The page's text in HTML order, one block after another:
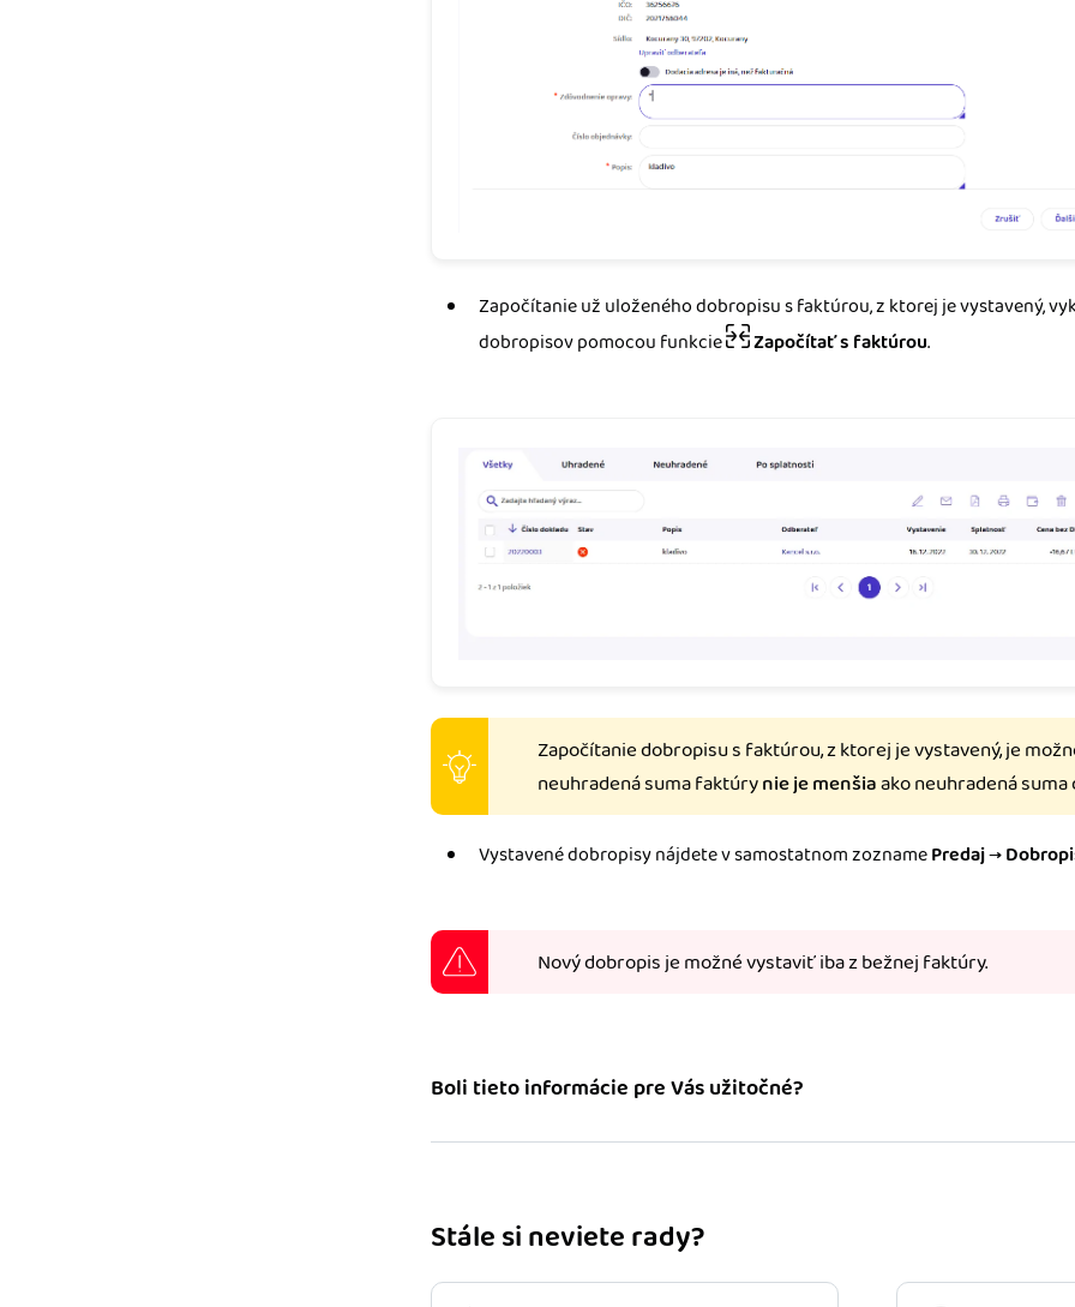
Započítanie už uloženého dobropisu s faktúrou, z ktorej je vystavený,
dobropisov pomocou funkcie
Započítať s faktúrou.
Započítanie dobropisu s faktúrou, z ktorej je vystavený, je
neuhradená suma faktúrynie je menšiaako neuhradená
Vystavené dobropisy nájdete v samostatnom zoznamePredaj→
Nový dobropis je možné vystaviť iba z bežnej faktúry.
Boli tieto informácie pre Vás užitočné?
Stále si neviete rady?